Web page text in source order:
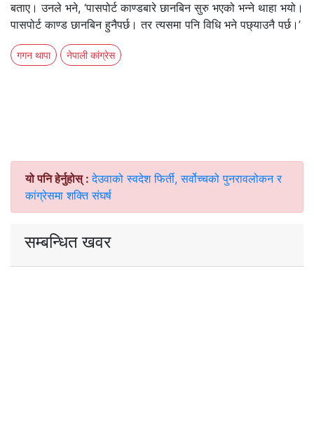
बताए। उनले भने, ‘पासपोर्ट काण्डबारे छानबिन सुरु भएको भन्ने थाहा भयो।
पासपोर्ट काण्ड छानबिन हुनैपर्छ। तर त्यसमा पनि विधि भने पछ्याउनै पर्छ।’
गगन थापा नेपाली कांग्रेस
यो पनि हेर्नुहोस् :देउवाको स्वदेश फिर्ती, सर्वोच्चको पुनरावलोकन र
कांग्रेसमा शक्ति संघर्ष
सम्बन्धित खवर